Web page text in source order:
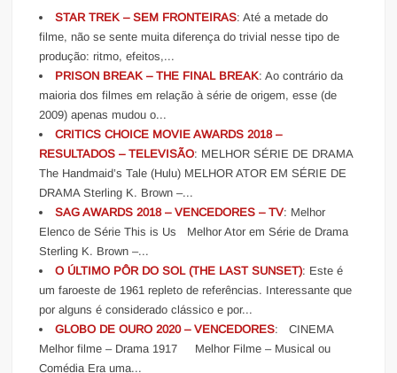
STAR TREK – SEM FRONTEIRAS: Até a metade do
filme, não se sente muita diferença do trivial nesse tipo de
produção: ritmo, efeitos,...
PRISON BREAK – THE FINAL BREAK: Ao contrário da
maioria dos filmes em relação à série de origem, esse (de
2009) apenas mudou o...
CRITICS CHOICE MOVIE AWARDS 2018 –
RESULTADOS – TELEVISÃO: MELHOR SÉRIE DE DRAMA
The Handmaid’s Tale (Hulu) MELHOR ATOR EM SÉRIE DE
DRAMA Sterling K. Brown –...
SAG AWARDS 2018 – VENCEDORES – TV: Melhor
Elenco de Série This is Us Melhor Ator em Série de Drama
Sterling K. Brown –...
O ÚLTIMO PÔR DO SOL (THE LAST SUNSET): Este é
um faroeste de 1961 repleto de referências. Interessante que
por alguns é considerado clássico e por...
GLOBO DE OURO 2020 – VENCEDORES: CINEMA
Melhor filme – Drama 1917 Melhor Filme – Musical ou
Comédia Era uma...